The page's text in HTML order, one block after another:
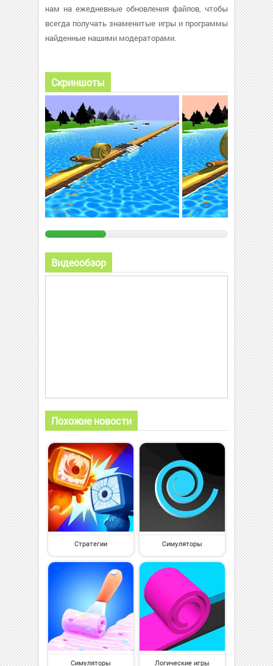
нам на ежедневные обновления файлов, чтобы
всегда получать знаменитые игры и программы
найденные нашими модераторами.
Скриншоты
Видеообзор
Похожие новости
Стратегии Симуляторы
Симуляторы Логические игры